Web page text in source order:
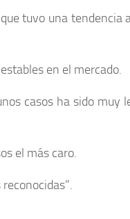
tuvo una tendencia
en el mercado.
casos ha sido muy
el más caro.